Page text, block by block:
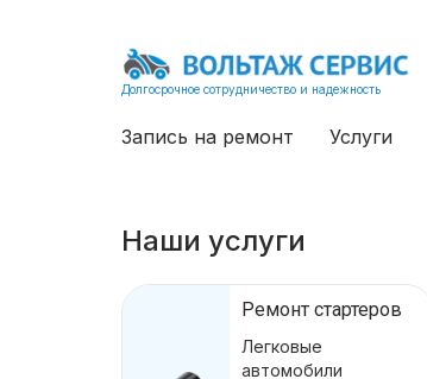
Долгосрочное сотрудничество и надежность
Запись на ремонт Услуги
Наши услуги
Ремонт стартеров
Легковые
автомобили